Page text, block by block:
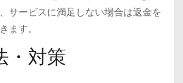
サービスに満足しない場合は返金を
ます。
・対策